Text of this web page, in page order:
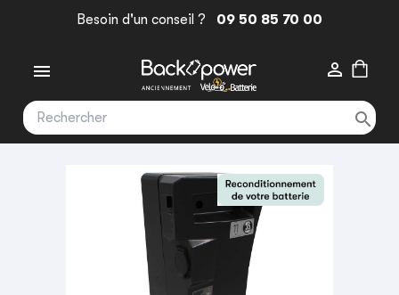
Besoin d'un conseil ? 09 50 85 70 00
 
